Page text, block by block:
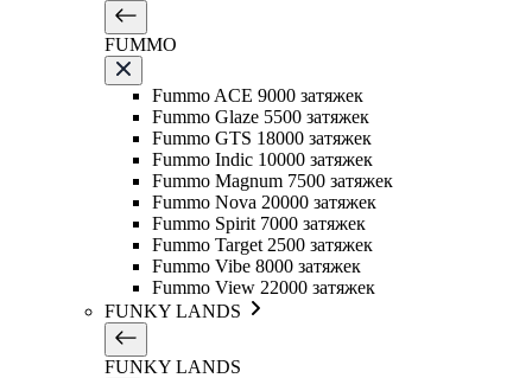
FUMMO
Fummo ACE 9000 затяжек
Fummo Glaze 5500 затяжек
Fummo GTS 18000 затяжек
Fummo Indic 10000 затяжек
Fummo Magnum 7500 затяжек
Fummo Nova 20000 затяжек
Fummo Spirit 7000 затяжек
Fummo Target 2500 затяжек
Fummo Vibe 8000 затяжек
Fummo View 22000 затяжек
FUNKY LANDS
FUNKY LANDS